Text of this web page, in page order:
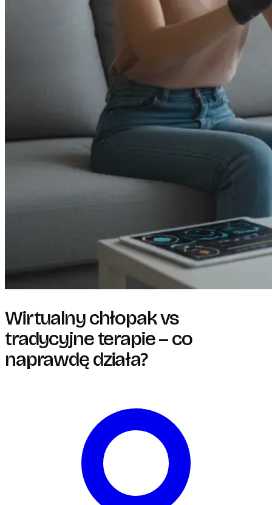
Wirtualny chłopak vs
tradycyjne terapie – co
naprawdę działa?